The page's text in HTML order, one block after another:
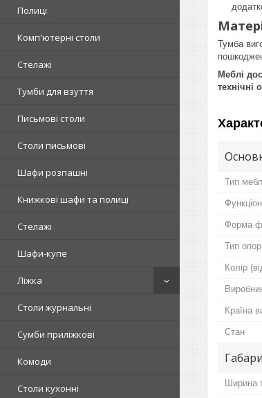
Полиці
Комп'ютерні столи
Стелажі
Тумби для взуття
Письмові столи
Столи письмові
Шафи розпашні
Книжкові шафи та полиці
Стелажі
Шафи-купе
Ліжка
Столи журнальні
Сумби приліжкові
Комоди
Столи кухонні
Тумба
Меблі
технічні
Тип
Форма
Тип опор
Колір
Країна
Стан
Ширина